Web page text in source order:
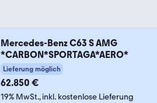
Mercedes-Benz C63 S AMG
*CARBON*SPORTAGA*AERO*
Lieferung möglich
62.850 €
19% MwSt. inkl. kostenlose Lieferung